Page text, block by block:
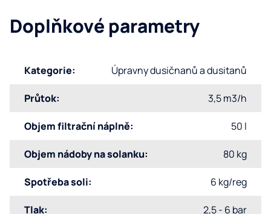
Doplňkové parametry
Kategorie: Úpravny dusičnanů a dusitanů
Průtok: 3,5 m3/h
Objem filtrační náplně: 50 l
Objem nádoby na solanku: 80 kg
Spotřeba soli: 6 kg/reg
Tlak: 2,5 - 6 bar